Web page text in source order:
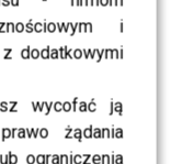
i
dodatkowymi
wycofać ją
żądania
ograniczenia
do LA